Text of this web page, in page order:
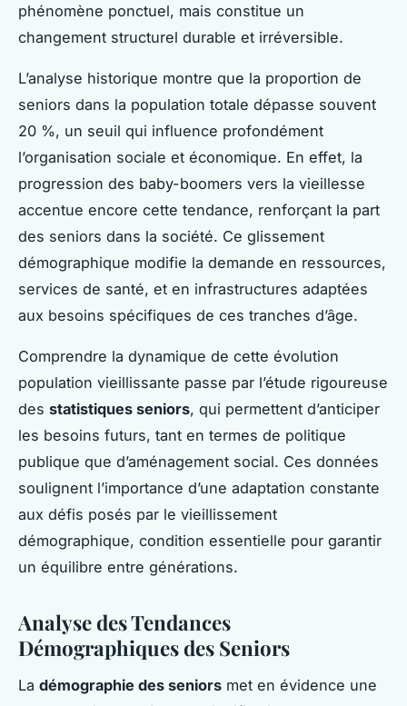
phénomène ponctuel, mais constitue un
changement structurel durable et irréversible.
L’analyse historique montre que la proportion de
seniors dans la population totale dépasse souvent
20 %, un seuil qui influence profondément
l’organisation sociale et économique. En effet, la
progression des baby-boomers vers la vieillesse
accentue encore cette tendance, renforçant la part
des seniors dans la société. Ce glissement
démographique modifie la demande en ressources,
services de santé, et en infrastructures adaptées
aux besoins spécifiques de ces tranches d’âge.
Comprendre la dynamique de cette évolution
population vieillissante passe par l’étude rigoureuse
des statistiques seniors, qui permettent d’anticiper
les besoins futurs, tant en termes de politique
publique que d’aménagement social. Ces données
soulignent l’importance d’une adaptation constante
aux défis posés par le vieillissement
démographique, condition essentielle pour garantir
un équilibre entre générations.
Analyse des Tendances
Démographiques des Seniors
La démographie des seniors met en évidence une